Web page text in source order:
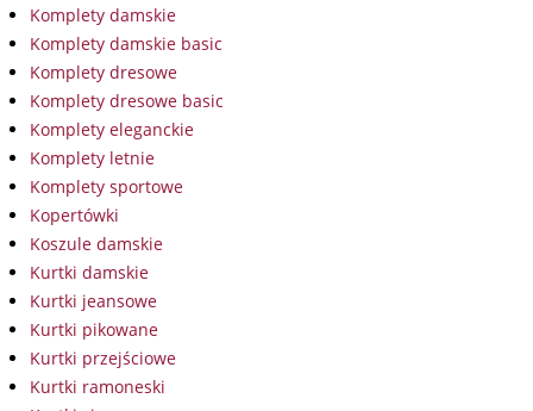
Komplety damskie
Komplety damskie basic
Komplety dresowe
Komplety dresowe basic
Komplety eleganckie
Komplety letnie
Komplety sportowe
Kopertówki
Koszule damskie
Kurtki damskie
Kurtki jeansowe
Kurtki pikowane
Kurtki przejściowe
Kurtki ramoneski